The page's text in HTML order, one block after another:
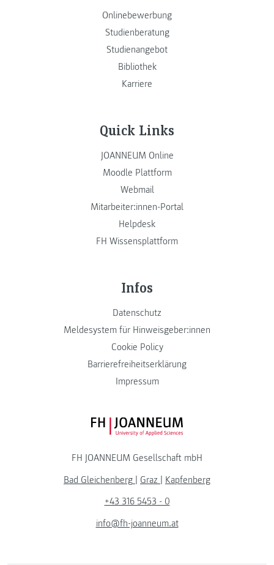
Onlinebewerbung
Studienberatung
Studienangebot
Bibliothek
Karriere
Quick Links
JOANNEUM Online
Moodle Plattform
Webmail
Mitarbeiter:innen-Portal
Helpdesk
FH Wissensplattform
Infos
Datenschutz
Meldesystem für Hinweisgeber:innen
Cookie Policy
Barrierefreiheitserklärung
Impressum
FH JOANNEUM Logo
FH JOANNEUM Gesellschaft mbH
Bad Gleichenberg | Graz | Kapfenberg
+43 316 5453 - 0
info@fh-joanneum.at